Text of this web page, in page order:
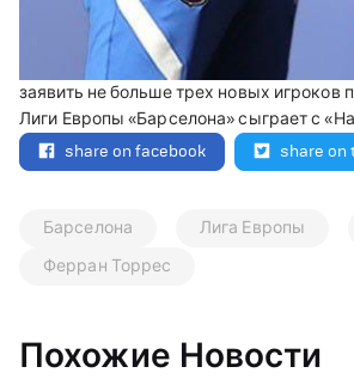
заявить не больше трех новых
Лиги Европы «Барселона» сыграет с
share on facebook
share on
Барселона Лига Европы
Ферран Торрес
Похожие Новости